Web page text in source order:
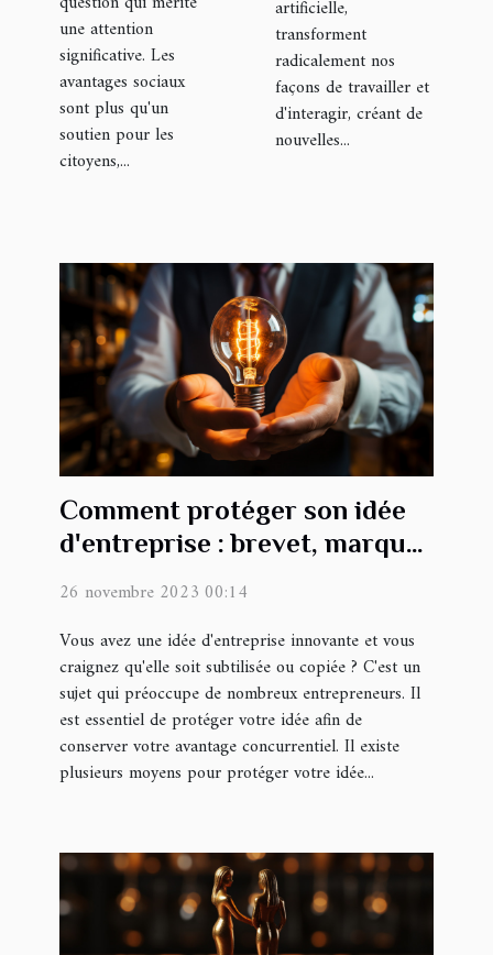
une attention
significative. Les
avantages sociaux
sont plus qu'un
soutien pour les
citoyens,...
artificielle,
transforment
radicalement nos
façons de travailler et
d'interagir, créant de
nouvelles...
Comment protéger son idée
d'entreprise : brevet, marque
26 novembre 2023 00:14
Vous avez une idée d'entreprise innovante et vous
craignez qu'elle soit subtilisée ou copiée ? C'est un
sujet qui préoccupe de nombreux entrepreneurs. Il
est essentiel de protéger votre idée afin de
conserver votre avantage concurrentiel. Il existe
plusieurs moyens pour protéger votre idée...